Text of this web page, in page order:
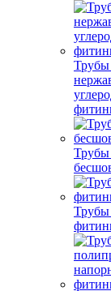
Трубы
Трубы